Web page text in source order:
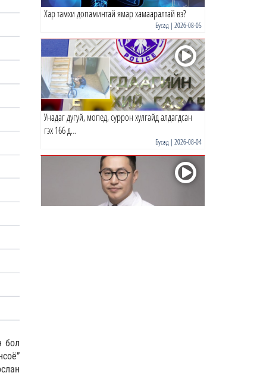
бол
ӨГЛӨӨНИЙ МЭНД!
0 | 15 цагийн өмнө
Хар тамхи допаминтай ямар хамааралтай вэ?
Бусад | 2026-08-05
Унадаг дугуй, мопед, суррон хулгайд алдагдсан
гэх 166 д…
Бусад | 2026-08-04